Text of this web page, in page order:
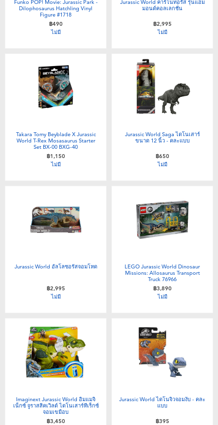
Funko POP! Movie: Jurassic Park -
Dilophosaurus Hatchling Vinyl
Figure #1718
฿490
ไม่มี
Jurassic World คาร์โนทอรัส รุ่นแฮม
มอนด์คอลเลกชั่น
฿2,995
ไม่มี
Takara Tomy Beyblade X Jurassic
World T-Rex Mosasaurus Starter
Set BX-00 BXG-40
฿1,150
ไม่มี
Jurassic World Saga ไดโนเสาร์
ขนาด 12 นิ้ว - คละแบบ
฿650
ไม่มี
Jurassic World อัลโลซอรัสจอมโหด
฿2,995
ไม่มี
LEGO Jurassic World Dinosaur
Missions: Allosaurus Transport
Truck 76966
฿3,890
ไม่มี
Imaginext Jurassic World อิมแมจิ
เน็กซ์ จูราสสิคเวิลด์ ไดโนเสาร์ทีเร็กซ์
จอมเขมือบ
฿3,450
Jurassic World ไดโนจิ๋วจอมงับ - คละ
แบบ
฿395